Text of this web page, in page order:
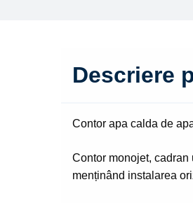
Descriere
Contor apa calda de
Contor monojet,
menținând instalarea